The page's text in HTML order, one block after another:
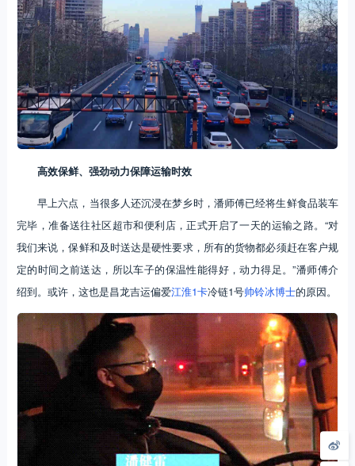
高效保鲜、强劲动力保障运输时效
早上六点，当很多人还沉浸在梦乡时，潘师傅已经将生鲜食品装车
完毕，准备送往社区超市和便利店，正式开启了一天的运输之路。“对
我们来说，保鲜和及时送达是硬性要求，所有的货物都必须赶在客户规
定的时间之前送达，所以车子的保温性能得好，动力得足。”潘师傅介
绍到。或许，这也是昌龙吉运偏爱江淮1卡冷链1号帅铃冰博士的原因。